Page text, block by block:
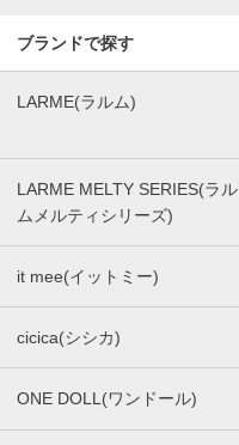
ブランドで探す
LARME(ラルム)
LARME MELTY SERIES(ラル
ムメルティシリーズ)
it mee(イットミー)
cicica(シシカ)
ONE DOLL(ワンドール)